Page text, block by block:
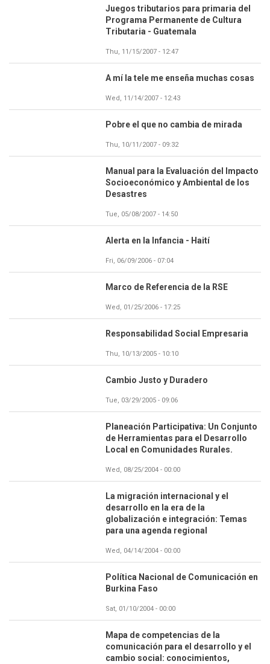
Juegos tributarios para primaria del
Programa Permanente de Cultura
Tributaria - Guatemala
Thu, 11/15/2007 - 12:47
A mí la tele me enseña muchas cosas
Wed, 11/14/2007 - 12:43
Pobre el que no cambia de mirada
Thu, 10/11/2007 - 09:32
Manual para la Evaluación del Impacto
Socioeconómico y Ambiental de los
Desastres
Tue, 05/08/2007 - 14:50
Alerta en la Infancia - Haití
Fri, 06/09/2006 - 07:04
Marco de Referencia de la RSE
Wed, 01/25/2006 - 17:25
Responsabilidad Social Empresaria
Thu, 10/13/2005 - 10:10
Cambio Justo y Duradero
Tue, 03/29/2005 - 09:06
Planeación Participativa: Un Conjunto
de Herramientas para el Desarrollo
Local en Comunidades Rurales.
Wed, 08/25/2004 - 00:00
La migración internacional y el
desarrollo en la era de la
globalización e integración: Temas
para una agenda regional
Wed, 04/14/2004 - 00:00
Política Nacional de Comunicación en
Burkina Faso
Sat, 01/10/2004 - 00:00
Mapa de competencias de la
comunicación para el desarrollo y el
cambio social: conocimientos,